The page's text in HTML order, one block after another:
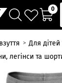
0
Для дітей
легінси та